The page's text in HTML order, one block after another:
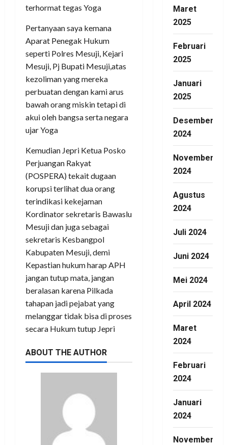
terhormat tegas Yoga
Pertanyaan saya kemana
Aparat Penegak Hukum
seperti Polres Mesuji, Kejari
Mesuji, Pj Bupati Mesuji,atas
kezoliman yang mereka
perbuatan dengan kami arus
bawah orang miskin tetapi di
akui oleh bangsa serta negara
ujar Yoga
Kemudian Jepri Ketua Posko
Perjuangan Rakyat
(POSPERA) tekait dugaan
korupsi terlihat dua orang
terindikasi kekejaman
Kordinator sekretaris Bawaslu
Mesuji dan juga sebagai
sekretaris Kesbangpol
Kabupaten Mesuji, demi
Kepastian hukum harap APH
jangan tutup mata, jangan
beralasan karena Pilkada
tahapan jadi pejabat yang
melanggar tidak bisa di proses
secara Hukum tutup Jepri
ABOUT THE AUTHOR
Maret
2025
Februari
2025
Januari
2025
Desember
2024
November
2024
Agustus
2024
Juli 2024
Juni 2024
Mei 2024
April 2024
Maret
2024
Februari
2024
Januari
2024
November